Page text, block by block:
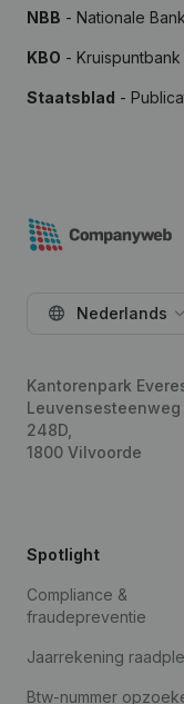
NBB - Nationale
KBO -
Staatsblad -
Nederlands
Kantorenpark
Leuvensesteenweg
248D,
1800 Vilvoorde
Spotlight
Compliance &
fraudepreventie
Jaarrekening
Btw-nummer